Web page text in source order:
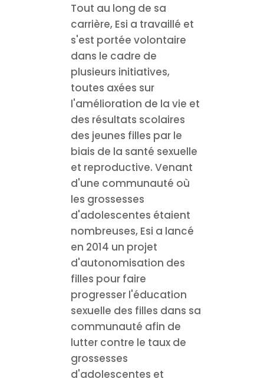
Tout au long de sa
carrière, Esi a travaillé et
s'est portée volontaire
dans le cadre de
plusieurs initiatives,
toutes axées sur
l'amélioration de la vie et
des résultats scolaires
des jeunes filles par le
biais de la santé sexuelle
et reproductive. Venant
d'une communauté où
les grossesses
d'adolescentes étaient
nombreuses, Esi a lancé
en 2014 un projet
d'autonomisation des
filles pour faire
progresser l'éducation
sexuelle des filles dans sa
communauté afin de
lutter contre le taux de
grossesses
d'adolescentes et